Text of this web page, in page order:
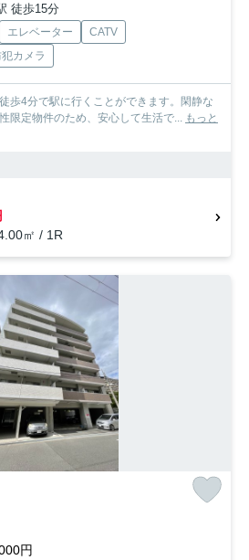
徒歩15分
エレベーター
CATV
カメラ
歩4分で駅に行くことができます。閑静な
限定物件のため、安心して生活で...
もっと
㎡ / 1R
円